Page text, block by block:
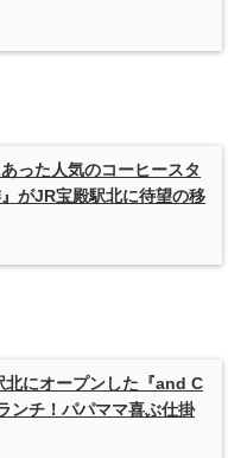
った人気のコーヒースタ
がJR宝殿駅北に待望の移
北にオープンした『and C
ンチ！パパママ喜ぶ仕掛